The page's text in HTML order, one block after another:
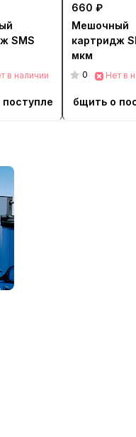
SMS
в наличии
660 ₽
Мешочный
картридж
мкм
0 Нет в
Сообщить о